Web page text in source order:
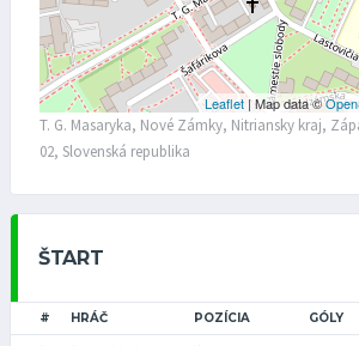
Leaflet| Map data ©
T. G. Masaryka, Nové Zámky, Nitriansky kraj,
02, Slovenská republika
ŠTART
# HRÁČ POZÍCIA GÓLY